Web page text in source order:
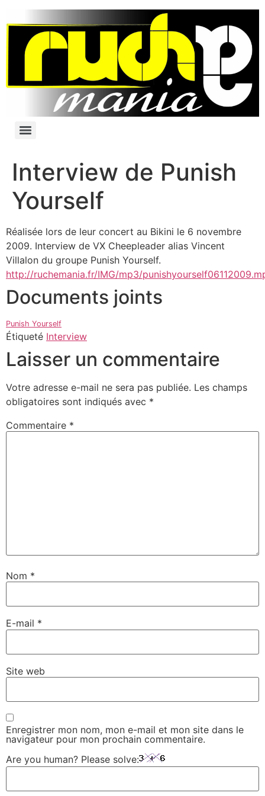
Interview de Punish
Yourself
Réalisée lors de leur concert au Bikini le 6 novembre
2009. Interview de VX Cheepleader alias Vincent
Villalon du groupe Punish Yourself.
http://ruchemania.fr/IMG/mp3/
Documents joints
Punish Yourself
Étiqueté Interview
Laisser un commentaire
Votre adresse e-mail ne sera pas publiée. Les champs
obligatoires sont indiqués avec *
Commentaire *
Nom *
E-mail *
Site web
Enregistrer mon nom, mon e-mail et mon site dans le
navigateur pour mon prochain commentaire.
Are you human? Please solve: